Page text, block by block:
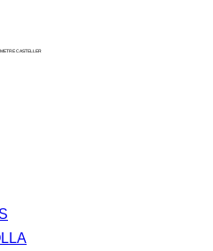
CASTELLER